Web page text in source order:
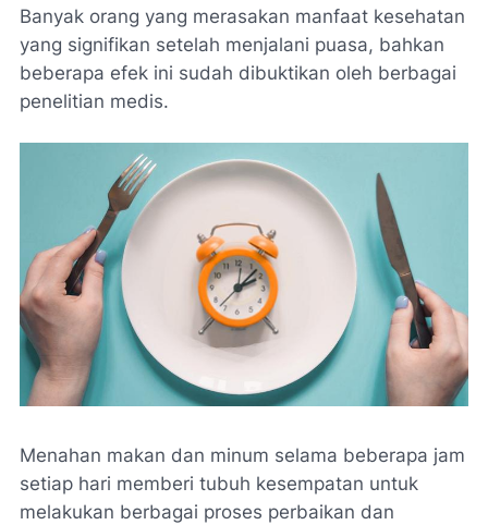
Banyak orang yang merasakan manfaat kesehatan
yang signifikan setelah menjalani puasa, bahkan
beberapa efek ini sudah dibuktikan oleh berbagai
penelitian medis.
Menahan makan dan minum selama beberapa jam
setiap hari memberi tubuh kesempatan untuk
melakukan berbagai proses perbaikan dan